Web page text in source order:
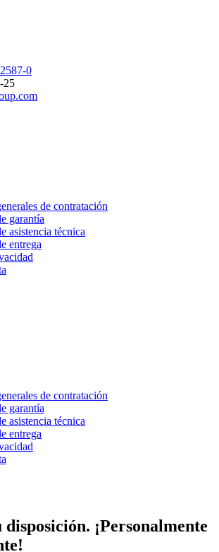
0
25
de contratación
garantía
asistencia técnica
entrega
de contratación
garantía
asistencia técnica
entrega
disposición. ¡Personalmente